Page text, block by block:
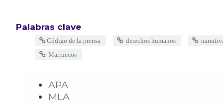
Palabras clave
Código de la prensa derechos humanos
Marruecos
APA
MLA